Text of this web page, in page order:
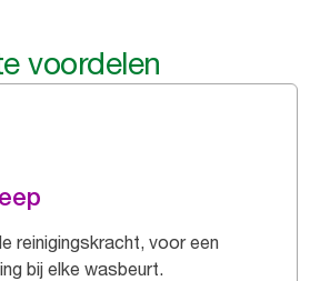
voordelen
reinigingskracht, voor een
bij elke wasbeurt.